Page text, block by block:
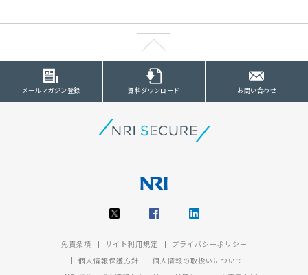
メールマガジン登録 資料ダウンロード お問い合わせ
免責条項 サイト利用規定
プライバシーポリシー
個人情報保護方針
個人情報の取扱いについて